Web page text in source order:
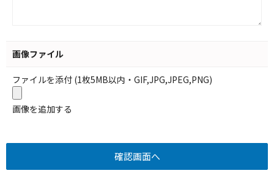
画像ファイル
ファイルを添付 (1枚5MB以内・GIF,JPG,JPEG,PNG)
画像を追加する